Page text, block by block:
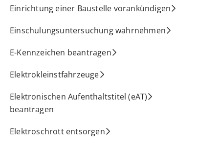
Einrichtung einer Baustelle vorankündigen
Einschulungsuntersuchung wahrnehmen
E-Kennzeichen beantragen
Elektrokleinstfahrzeuge
Elektronischen Aufenthaltstitel (eAT)
beantragen
Elektroschrott entsorgen